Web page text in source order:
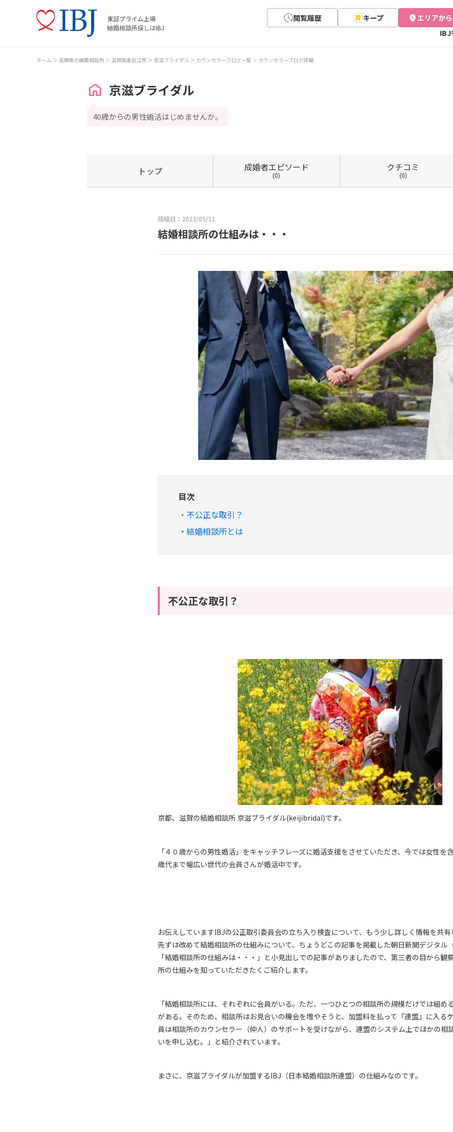
東証プライム上場
結婚相談所探しはIBJ
閲覧履歴 キープ エリアか
IBJ
ホーム 滋賀県の結婚相談所 滋賀県東近江市 京滋ブライダル カウンセラーブログ一覧 カウンセラーブログ詳細
京滋ブライダル
40歳からの男性婚活はじめませんか。
トップ 成婚者エピソード
(0)
クチコミ
(0)
投稿日：2023/05/11
結婚相談所の仕組みは・・・
目次
不公正な取引？
結婚相談所とは
不公正な取引？
京都、滋賀の結婚相談所 京滋ブライダル(keijibridal)です。
「４０歳からの男性婚活」をキャッチフレーズに婚活支援をさせていただき、今では女性を
歳代まで幅広い世代の会員さんが婚活中です。
お伝えしていますIBJの公正取引委員会の立ち入り検査について、もう少し詳しく情報を共有
先ずは改めて結婚相談所の仕組みについて、ちょうどこの記事を掲載した朝日新聞デジタル
「結婚相談所の仕組みは・・・」と小見出しでの記事がありましたので、第三者の目から観
所の仕組みを知っていただきたくご紹介します。
「結婚相談所には、それぞれに会員がいる。ただ、一つひとつの相談所の規模だけでは組め
がある。そのため、相談所はお見合いの機会を増やそうと、加盟料を払って『連盟』に入る
員は相談所のカウンセラー（仲人）のサポートを受けながら、連盟のシステム上でほかの相
いを申し込む。」と紹介されています。
まさに、京滋ブライダルが加盟するIBJ（日本結婚相談所連盟）の仕組みなのです。